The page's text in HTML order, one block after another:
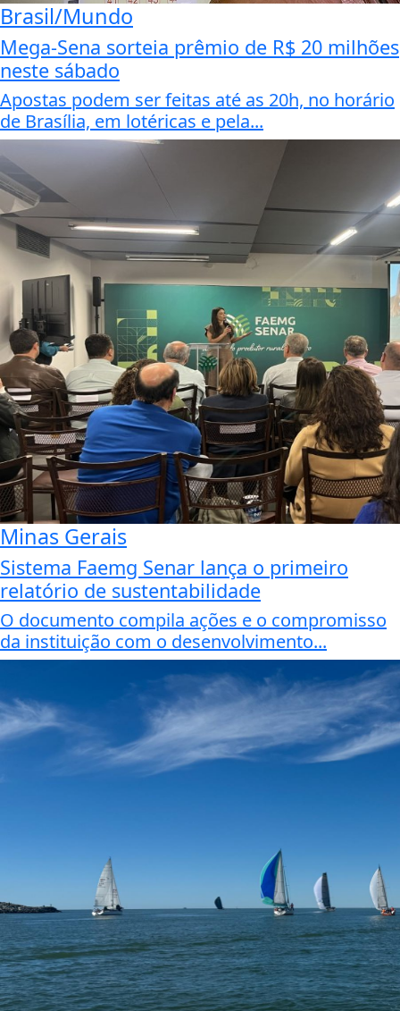
Brasil/Mundo
Mega-Sena sorteia prêmio de R$ 20 milhões
neste sábado
Apostas podem ser feitas até as 20h, no horário
de Brasília, em lotéricas e pela...
Minas Gerais
Sistema Faemg Senar lança o primeiro
relatório de sustentabilidade
O documento compila ações e o compromisso
da instituição com o desenvolvimento...